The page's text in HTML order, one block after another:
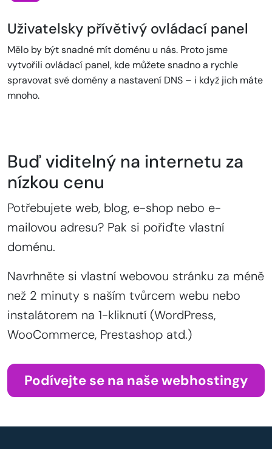
Uživatelsky přívětivý ovládací panel
Mělo by být snadné mít doménu u nás. Proto jsme
vytvořili ovládací panel, kde můžete snadno a rychle
spravovat své domény a nastavení DNS – i když jich máte
mnoho.
Buď viditelný na internetu za
nízkou cenu
Potřebujete web, blog, e-shop nebo e-
mailovou adresu? Pak si pořiďte vlastní
doménu.
Navrhněte si vlastní webovou stránku za méně
než 2 minuty s naším tvůrcem webu nebo
instalátorem na 1-kliknutí (WordPress,
WooCommerce, Prestashop atd.)
Podívejte se na naše webhostingy